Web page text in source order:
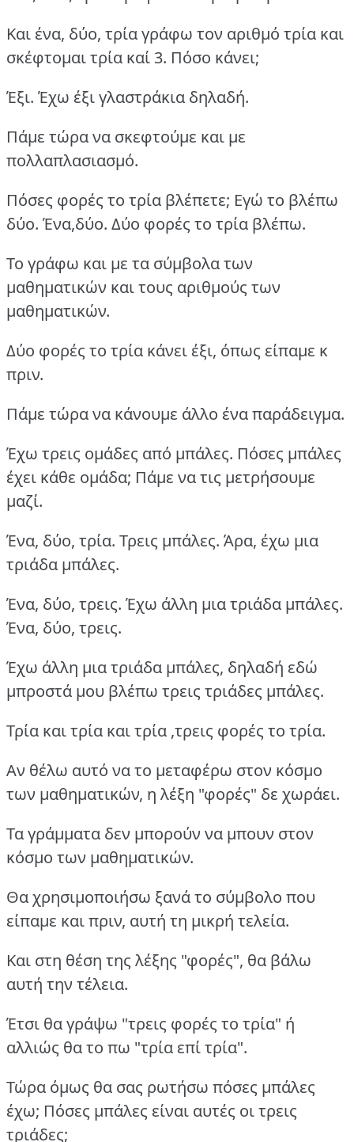
Και ένα, δύο, τρία γράφω τον αριθμό τρία και
σκέφτομαι τρία καί 3. Πόσο κάνει;
Έξι. Έχω έξι γλαστράκια δηλαδή.
Πάμε τώρα να σκεφτούμε και με
πολλαπλασιασμό.
Πόσες φορές το τρία βλέπετε; Εγώ το βλέπω
δύο. Ένα,δύο. Δύο φορές το τρία βλέπω.
Το γράφω και με τα σύμβολα των
μαθηματικών και τους αριθμούς των
μαθηματικών.
Δύο φορές το τρία κάνει έξι, όπως είπαμε κ
πριν.
Πάμε τώρα να κάνουμε άλλο ένα παράδειγμα.
Έχω τρεις ομάδες από μπάλες. Πόσες μπάλες
έχει κάθε ομάδα; Πάμε να τις μετρήσουμε
μαζί.
Ένα, δύο, τρία. Τρεις μπάλες. Άρα, έχω μια
τριάδα μπάλες.
Ένα, δύο, τρεις. Έχω άλλη μια τριάδα μπάλες.
Ένα, δύο, τρεις.
Έχω άλλη μια τριάδα μπάλες, δηλαδή εδώ
μπροστά μου βλέπω τρεις τριάδες μπάλες.
Τρία και τρία και τρία ,τρεις φορές το τρία.
Αν θέλω αυτό να το μεταφέρω στον κόσμο
των μαθηματικών, η λέξη "φορές" δε χωράει.
Τα γράμματα δεν μπορούν να μπουν στον
κόσμο των μαθηματικών.
Θα χρησιμοποιήσω ξανά το σύμβολο που
είπαμε και πριν, αυτή τη μικρή τελεία.
Και στη θέση της λέξης "φορές", θα βάλω
αυτή την τέλεια.
Έτσι θα γράψω "τρεις φορές το τρία" ή
αλλιώς θα το πω "τρία επί τρία".
Τώρα όμως θα σας ρωτήσω πόσες μπάλες
έχω; Πόσες μπάλες είναι αυτές οι τρεις
τριάδες;